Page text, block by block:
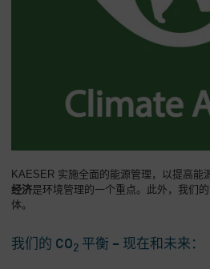
KAESER 实施全面的能源管理，以提高能
经济是环境管理的一个重点。此外，我们
体。
我们的 CO2 平衡 – 现在和未来：